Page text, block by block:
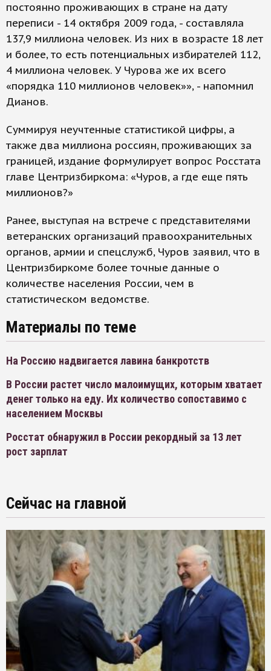
постоянно проживающих в стране на дату
переписи - 14 октября 2009 года, - составляла
137,9 миллиона человек. Из них в возрасте 18 лет
и более, то есть потенциальных избирателей 112,
4 миллиона человек. У Чурова же их всего
«порядка 110 миллионов человек»», - напомнил
Дианов.
Суммируя неучтенные статистикой цифры, а
также два миллиона россиян, проживающих за
границей, издание формулирует вопрос Росстата
главе Центризбиркома: «Чуров, а где еще пять
миллионов?»
Ранее, выступая на встрече с представителями
ветеранских организаций правоохранительных
органов, армии и спецслужб, Чуров заявил, что в
Центризбиркоме более точные данные о
количестве населения России, чем в
статистическом ведомстве.
Материалы по теме
На Россию надвигается лавина банкротств
В России растет число малоимущих, которым хватает
денег только на еду. Их количество сопоставимо с
населением Москвы
Росстат обнаружил в России рекордный за 13 лет
рост зарплат
Сейчас на главной